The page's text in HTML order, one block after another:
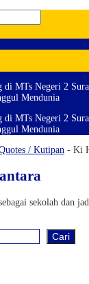
di MTs Negeri 2
Mendunia
di MTs Negeri 2
Mendunia
/ Kutipan - Ki
sekolah dan
Cari